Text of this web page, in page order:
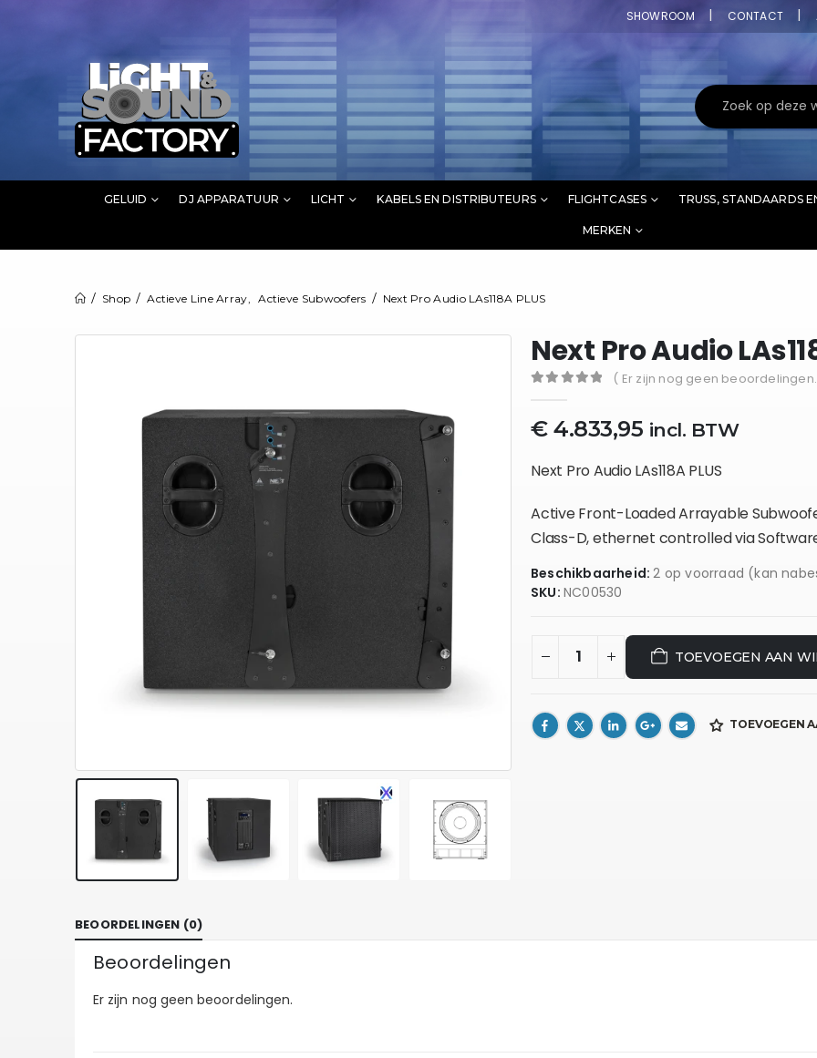
SHOWROOM CONTACT
GELUID DJ APPARATUUR LICHT KABELS EN DISTRIBUTEURS FLIGHTCASES TRUSS, STANDAARDS
MERKEN
Shop Actieve Line Array Actieve Subwoofers Next Pro Audio LAs118A PLUS
Next Pro Audio
( Er zijn nog geen
€4.833,95 incl. BTW
Next Pro Audio LAs118A PLUS
Active Front-Loaded Arrayable
Class-D, ethernet controlled via
Beschikbaarheid:2 op voorraad (kan
SKU: NC00530
TOEVOEGEN AAN
TOEVOEGEN
BEOORDELINGEN (0)
Beoordelingen
Er zijn nog geen beoordelingen.